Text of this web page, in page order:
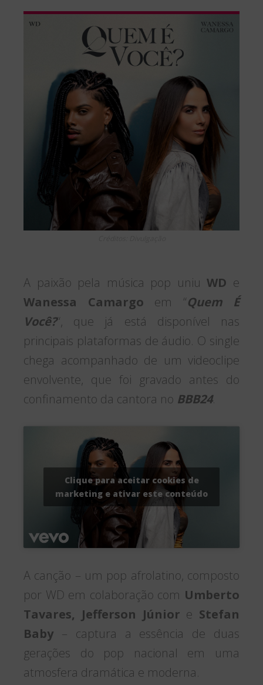
A paixão pela música pop uniuWD e
Wanessa Camargo em “Quem É
Você?“, que já está disponível nas
principais plataformas de áudio. O single
chega acompanhado de um videoclipe
envolvente, que foi gravado antes do
confinamento da cantora no BBB24.
Clique para aceitar cookies de
marketing e ativar este conteúdo
A canção – um pop afrolatino, composto
por WD em colaboração com Umberto
Tavares, Jefferson Júnior e Stefan
Baby – captura a essência de duas
gerações do pop nacional em uma
atmosfera dramática e moderna.